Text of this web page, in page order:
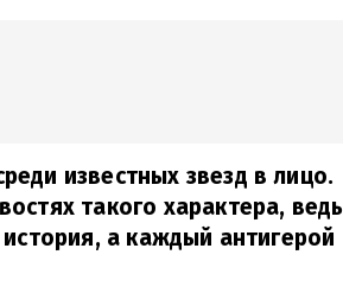
известных звезд в лицо.
такого характера, ведь
а каждый антигерой